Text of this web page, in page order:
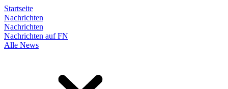
Startseite
Nachrichten
Nachrichten
Nachrichten auf FN
Alle News